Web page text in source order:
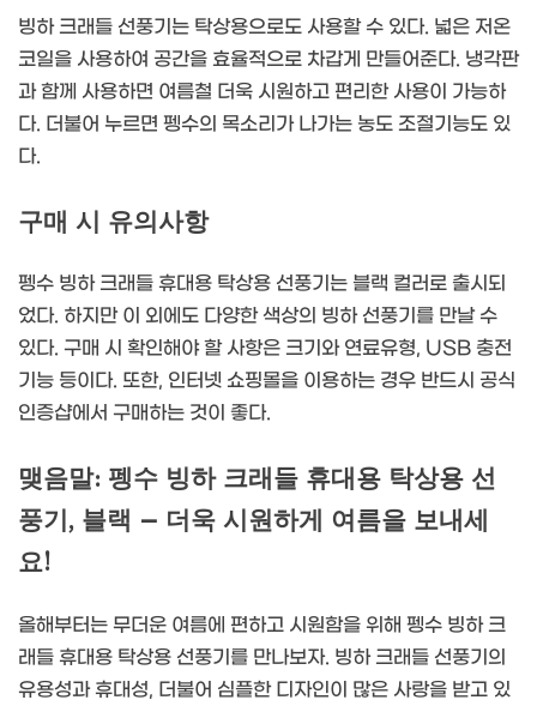
빙하 크래들 선풍기는 탁상용으로도 사용할 수 있다. 넓은 저온
코일을 사용하여 공간을 효율적으로 차갑게 만들어준다. 냉각판
과 함께 사용하면 여름철 더욱 시원하고 편리한 사용이 가능하
다. 더불어 누르면 펭수의 목소리가 나가는 농도 조절기능도 있
다.
구매 시 유의사항
펭수 빙하 크래들 휴대용 탁상용 선풍기는 블랙 컬러로 출시되
었다. 하지만 이 외에도 다양한 색상의 빙하 선풍기를 만날 수
있다. 구매 시 확인해야 할 사항은 크기와 연료유형, USB 충전
기능 등이다. 또한, 인터넷 쇼핑몰을 이용하는 경우 반드시 공식
인증샵에서 구매하는 것이 좋다.
맺음말: 펭수 빙하 크래들 휴대용 탁상용 선
풍기, 블랙 – 더욱 시원하게 여름을 보내세
요!
올해부터는 무더운 여름에 편하고 시원함을 위해 펭수 빙하 크
래들 휴대용 탁상용 선풍기를 만나보자. 빙하 크래들 선풍기의
유용성과 휴대성, 더불어 심플한 디자인이 많은 사랑을 받고 있